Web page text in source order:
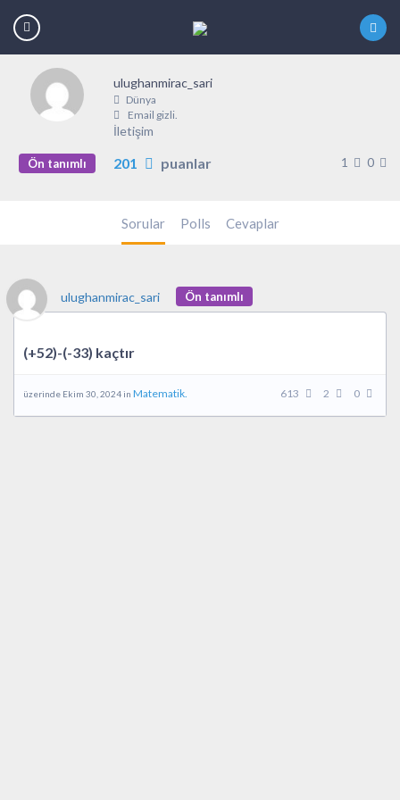
ulughanmirac_sari
Dünya
Email gizli.
İletişim
Ön tanımlı 201 puanlar 1 0
Sorular Polls Cevaplar
ulughanmirac_sari Ön tanımlı
(+52)-(-33) kaçtır
üzerinde Ekim 30, 2024 in Matematik. 613 2 0